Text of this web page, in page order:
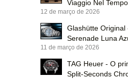
Viaggio Nel
12 de março de 2026
Glashütte Original
Serenade Luna
11 de março de 2026
TAG Heuer - O
Split-Seconds